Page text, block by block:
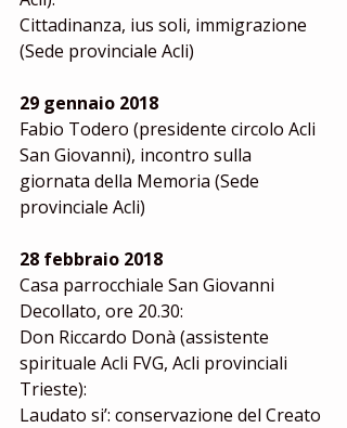
Cittadinanza, ius soli, immigrazione
(Sede provinciale Acli)
29 gennaio 2018
Fabio Todero (presidente circolo Acli
San Giovanni), incontro sulla
giornata della Memoria (Sede
provinciale Acli)
28 febbraio 2018
Casa parrocchiale San Giovanni
Decollato, ore 20.30:
Don Riccardo Donà (assistente
spirituale Acli FVG, Acli provinciali
Trieste):
Laudato si’: conservazione del Creato